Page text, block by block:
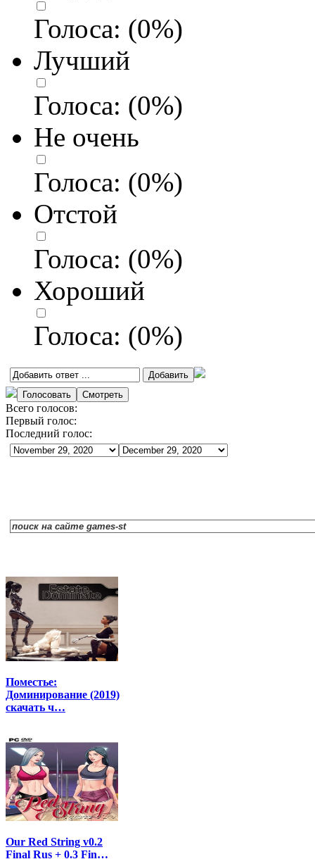
Голоса: (0%)
Лучший
Голоса: (0%)
Не очень
Голоса: (0%)
Отстой
Голоса: (0%)
Хороший
Голоса: (0%)
Всего голосов:
Первый голос:
Последний голос:
Поместье:
Доминирование (2019)
скачать ч…
Our Red String v0.2
Final Rus + 0.3 Fin…